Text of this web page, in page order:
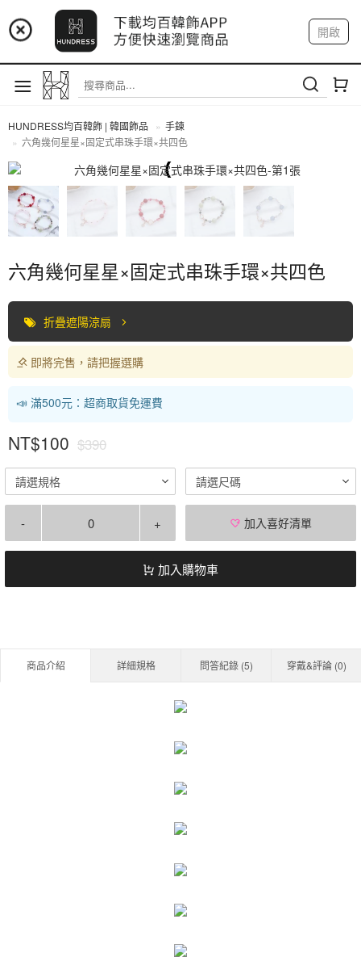
📢 市集預告：9/4-9/6 淡水捷運站
📢 市集預告：9/12-9/13 八里海巡基地
📢 市集預告：8/22-8/23 桃園青埔置地廣場
開啟
註冊 我的帳戶
HUNDRESS均百韓飾 | 韓國飾品
手鍊
六角幾何星星×固定式串珠手環×共四色
六角幾何星星×固定式串珠手環×共四色
折疊遮陽涼扇
即將完售，請把握選購
📣 滿500元：超商取貨免運費
NT$100 $390
請選規格 請選尺碼
- + 加入喜好清單
加入購物車
商品介紹 詳細規格 問答紀錄 (5) 穿戴&評論 (0)